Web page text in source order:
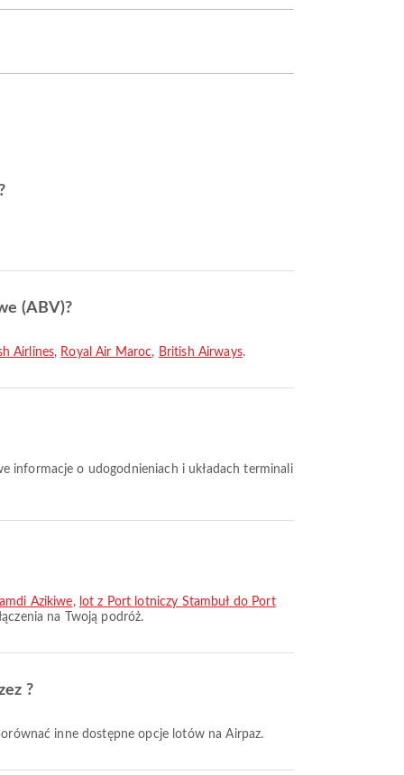
(ABV)?
Airlines, Royal Air Maroc, British Airways.
Azikiwe, lot z Port lotniczy Stambuł do Port
na Twoją podróż.
?
inne dostępne opcje lotów na Airpaz.